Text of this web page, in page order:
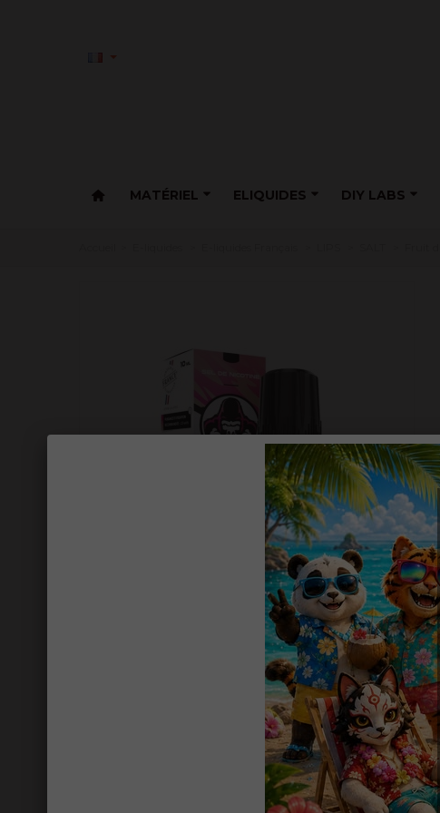
MATÉRIEL ELIQUIDES DIY LABS
Existe en 10 et 20 mg de nicotine/ml
Flacons PE 10ml 50% PG, 50% VG